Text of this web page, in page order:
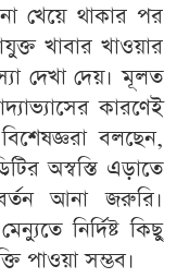
খেয়ে থাকার পর
খাবার খাওয়ার
দেখা দেয়। মূলত
কারণেই
বলছেন,
অস্বস্তি এড়াতে
আনা জরুরি।
নির্দিষ্ট কিছু
পাওয়া সম্ভব।